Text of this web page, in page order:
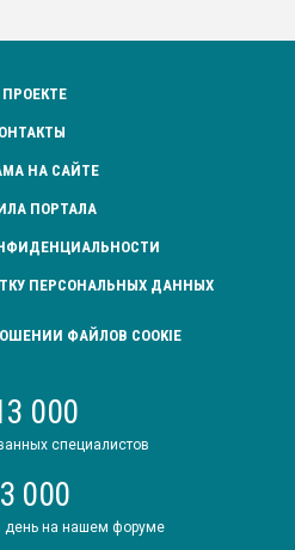
ПРОЕКТЕ
НА САЙТЕ
ПОРТАЛА
ПЕРСОНАЛЬНЫХ ДАННЫХ
ФАЙЛОВ COOKIE
000
специалистов
000
день на нашем форуме